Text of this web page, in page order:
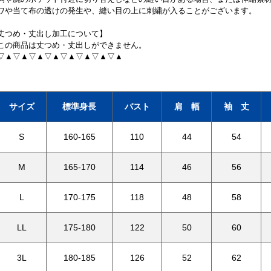
や当て布の透けの発生や、縫い目の上に刺繍が入ることがございます。
つめ・丈出し加工について】
の商品は丈つめ・丈出しができません。
サイズ 標準身長 バスト 肩 幅 袖 丈
S 160-165 110 44 54
M 165-170 114 46 56
L 170-175 118 48 58
LL 175-180 122 50 60
3L 180-185 126 52 62